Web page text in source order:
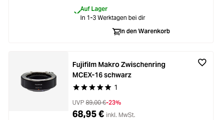
Second Hand
Auf Lager
In 1-3 Werktagen bei dir
In den Warenkorb
Durchschnittliche Bewertung von 5 von 5
1
Fujifilm Makro Zwischenring
MCEX-16 schwarz
UVP 89,00 €-23%
68,95 € inkl. MwSt.